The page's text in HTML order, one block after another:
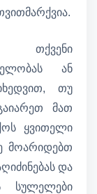
თქვენი
ან
თუ
მათ
ყვითელი
მოარიდებთ
და
სულელები